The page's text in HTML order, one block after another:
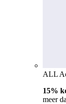
ALL
15%
meer